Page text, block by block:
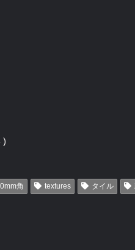
)
角 textures タイル